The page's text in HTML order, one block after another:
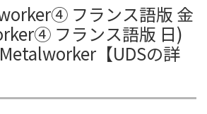
フランス語版 金
フランス語版 日)
【UDSの詳